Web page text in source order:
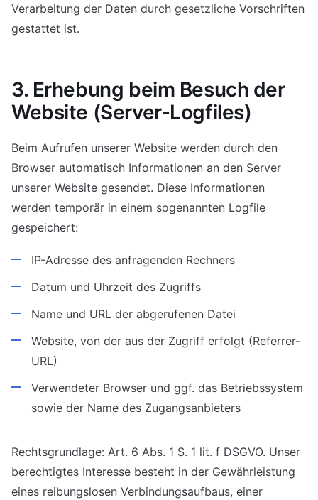
Verarbeitung der Daten durch gesetzliche Vorschriften
gestattet ist.
3. Erhebung beim Besuch der
Website (Server-Logfiles)
Beim Aufrufen unserer Website werden durch den
Browser automatisch Informationen an den Server
unserer Website gesendet. Diese Informationen
werden temporär in einem sogenannten Logfile
gespeichert:
IP-Adresse des anfragenden Rechners
Datum und Uhrzeit des Zugriffs
Name und URL der abgerufenen Datei
Website, von der aus der Zugriff erfolgt (Referrer-
URL)
Verwendeter Browser und ggf. das Betriebssystem
sowie der Name des Zugangsanbieters
Rechtsgrundlage: Art. 6 Abs. 1 S. 1 lit. f DSGVO. Unser
berechtigtes Interesse besteht in der Gewährleistung
eines reibungslosen Verbindungsaufbaus, einer